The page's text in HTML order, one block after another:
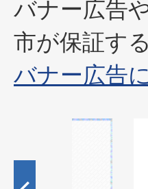
バナー広告
市が保証す
バナー広告